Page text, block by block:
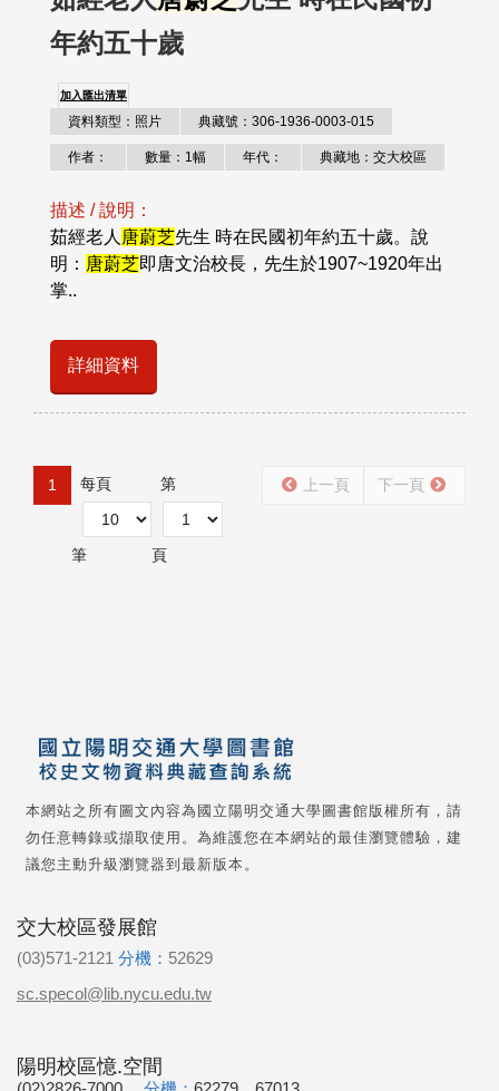
年約五十歲
加入匯出清單
資料類型：照片 典藏號：306-1936-0003-015
作者： 數量：1幅 年代： 典藏地：交大校區
描述 / 說明：
茹經老人 唐蔚芝先生 時在民國初年約五十歲。說
明： 唐蔚芝即唐文治校長，先生於1907~1920年出
掌..
詳細資料
1 每頁
筆
第
頁
上一頁 下一頁
本網站之所有圖文內容為國立陽明交通大學圖書館版權所有，請
勿任意轉錄或擷取使用。為維護您在本網站的最佳瀏覽體驗，建
議您主動升級瀏覽器到最新版本。
交大校區發展館
(03)571-2121 分機： 52629
sc.specol@lib.nycu.edu.tw
陽明校區憶.空間